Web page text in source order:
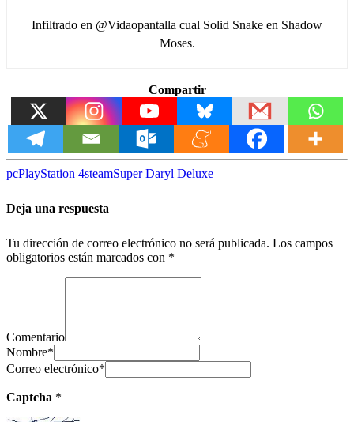
Infiltrado en @Vidaopantalla cual Solid Snake en Shadow
Moses.
Compartir
pcPlayStation 4steamSuper Daryl Deluxe
Deja una respuesta
Tu dirección de correo electrónico no será publicada. Los campos
obligatorios están marcados con *
Comentario
Nombre*
Correo electrónico*
Captcha *